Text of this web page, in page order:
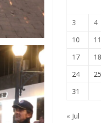
3
4
10
11
17
18
24
25
31
« Jul